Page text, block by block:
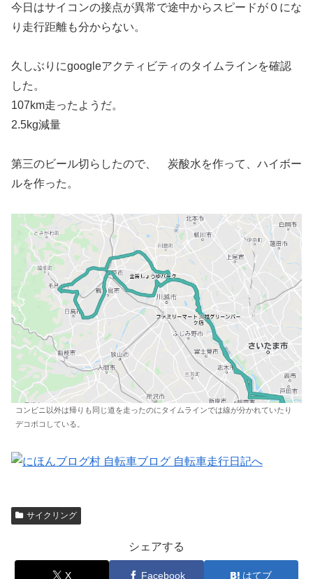
今日はサイコンの接点が異常で途中からスピードが０にな
り走行距離も分からない。
久しぶりにgoogleアクティビティのタイムラインを確認
した。
107km走ったようだ。
2.5kg減量
第三のビール切らしたので、 炭酸水を作って、ハイボー
ルを作った。
コンビニ以外は帰りも同じ道を走ったのにタイムラインでは線が分かれていたり
デコボコしている。
サイクリング
シェアする
X Facebook はてブ